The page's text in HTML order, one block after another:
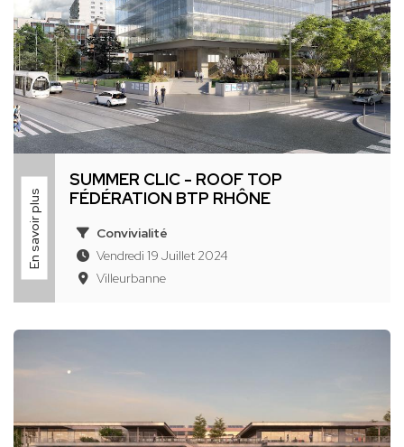
En savoir plus
SUMMER CLIC - ROOF TOP
FÉDÉRATION BTP RHÔNE
Convivialité
Vendredi 19 Juillet 2024
Villeurbanne